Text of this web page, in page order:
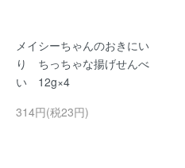
メイシーちゃんのおきにい
り ちっちゃな揚げせんべ
い 12g×4
314円(税23円)